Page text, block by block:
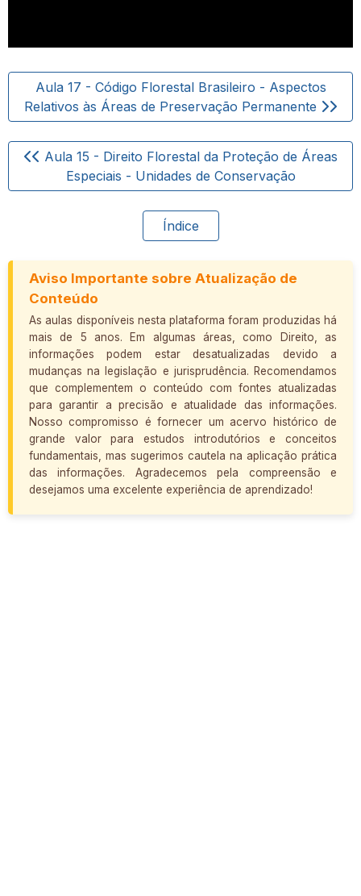
Aula 17 - Código Florestal Brasileiro - Aspectos
Relativos às Áreas de Preservação Permanente
Aula 15 - Direito Florestal da Proteção de Áreas
Especiais - Unidades de Conservação
Índice
Aviso Importante sobre Atualização de
Conteúdo
As aulas disponíveis nesta plataforma foram produzidas há
mais de 5 anos. Em algumas áreas, como Direito, as
informações podem estar desatualizadas devido a
mudanças na legislação e jurisprudência. Recomendamos
que complementem o conteúdo com fontes atualizadas
para garantir a precisão e atualidade das informações.
Nosso compromisso é fornecer um acervo histórico de
grande valor para estudos introdutórios e conceitos
fundamentais, mas sugerimos cautela na aplicação prática
das informações. Agradecemos pela compreensão e
desejamos uma excelente experiência de aprendizado!